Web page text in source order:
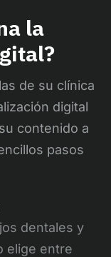
la
de su clínica
digital
contenido a
pasos
dentales y
elige entre